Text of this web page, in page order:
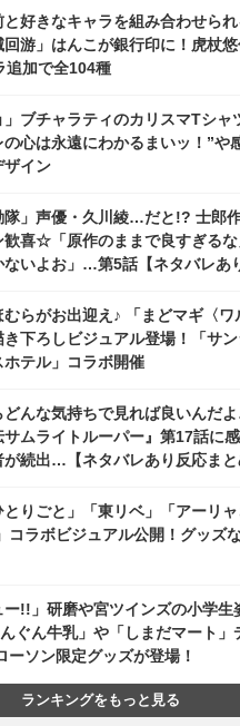
と好きなキャラを組み合わせら
回游」はんこが銀行印に！虎杖
追加で全104種
」ブチャラティのカリスマTシャ
の心は永遠にわかるまいッ！”や
ザイン
隊」声優・久川綾…だと!? 士郎
歓喜☆「原作のままで良すぎる
いよお」…第5話【ネタバレあ
むらがお出迎え♪ 「まどマギ〈ワ
き下ろしビジュアル登場！「サ
ホテル」コラボ開催
どんな気持ちで見れば良いんだ
サムライトルーパー』第17話に
続出…【ネタバレあり反応まと
とりごと」「東リベ」「アーリ
コラボビジュアル公開！グッズ
ー!!」研磨や宮ツインズの小学生
ぐん牛乳」や「しまだマート」
ーソン限定グッズが登場！
ランキングをもっと見る